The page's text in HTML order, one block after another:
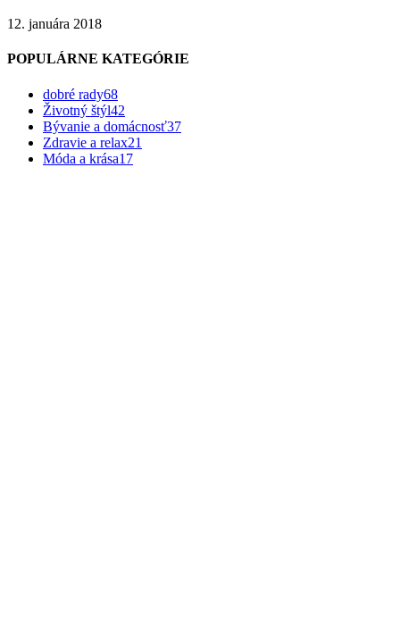
12. januára 2018
POPULÁRNE KATEGÓRIE
dobré rady68
Životný štýl42
Bývanie a domácnosť37
Zdravie a relax21
Móda a krása17